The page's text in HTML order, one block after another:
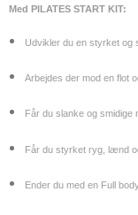
Med PILATES START KIT:
Udvikler du en styrket og
Arbejdes der mod en flot
Får du slanke og smidige
Får du styrket ryg, lænd
Ender du med en Full